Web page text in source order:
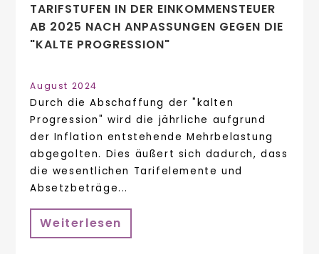
TARIFSTUFEN IN DER EINKOMMENSTEUER
AB 2025 NACH ANPASSUNGEN GEGEN DIE
"KALTE PROGRESSION"
August 2024
Durch die Abschaffung der "kalten
Progression" wird die jährliche aufgrund
der Inflation entstehende Mehrbelastung
abgegolten. Dies äußert sich dadurch, dass
die wesentlichen Tarifelemente und
Absetzbeträge...
Weiterlesen